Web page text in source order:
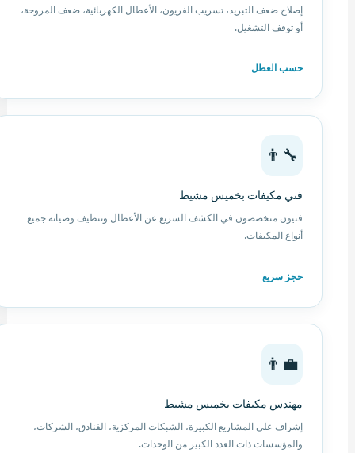
إصلاح ضعف التبريد، تسريب الفريون، الأعطال الكهربائية، ضعف المروحة،
أو توقف التشغيل.
حسب العطل
👨‍🔧
فني مكيفات بخميس مشيط
فنيون متخصصون في الكشف السريع عن الأعطال وتنظيف وصيانة جميع
أنواع المكيفات.
حجز سريع
👨‍💼
مهندس مكيفات بخميس مشيط
إشراف على المشاريع الكبيرة، الشبكات المركزية، الفنادق، الشركات،
والمؤسسات ذات العدد الكبير من الوحدات.